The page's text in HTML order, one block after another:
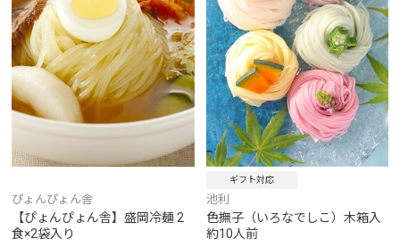
ぴょんぴょん舎
【ぴょんぴょん舎】盛岡冷麺 2
食×2袋入り
ギフト対応
池利
色撫子（いろなでしこ）木箱入
約10人前